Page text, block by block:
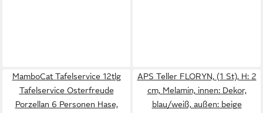
MamboCat Tafelservice 12tlg
Tafelservice Osterfreude
Porzellan 6 Personen Hase,
APS Teller FLORYN, (1 St), H: 2
cm, Melamin, innen: Dekor,
blau/weiß, außen: beige